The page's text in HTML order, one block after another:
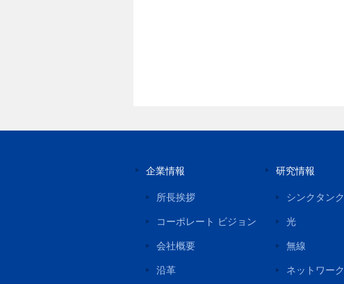
企業情報
所長挨拶
コーポレート ビジョン
会社概要
沿革
研究情報
シンクタンク
光
無線
ネットワーク